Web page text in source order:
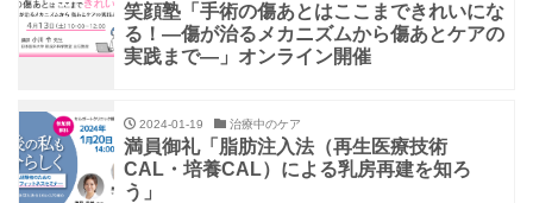
笑顔塾「手術の傷あとはここまできれいにな
る！―傷が治るメカニズムから傷あとケアの
実践まで―」オンライン開催
2024-01-19 治療中のケア
満員御礼「脂肪注入法（再生医療技術
CAL・培養CAL）による乳房再建を知ろ
う」